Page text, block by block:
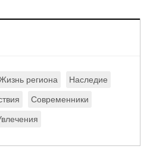
региона Наследие
Современники